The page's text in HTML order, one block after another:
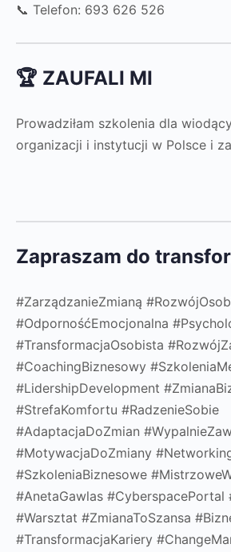
📞 Telefon: 693 626 526
🏆 ZAUFALI MI
Prowadziłam szkolenia dla
organizacji i instytucji w Polsce i
Zapraszam do
#ZarządzanieZmianą
#OdpornośćEmocjonalna
#TransformacjaOsobista
#CoachingBiznesowy
#LidershipDevelopment
#StrefaKomfortu #RadzenieSobie
#AdaptacjaDoZmian
#MotywacjaDoZmiany
#SzkoleniaBiznesowe
#AnetaGawlas #CyberspacePortal
#Warsztat #ZmianaToSzansa
#TransformacjaKariery